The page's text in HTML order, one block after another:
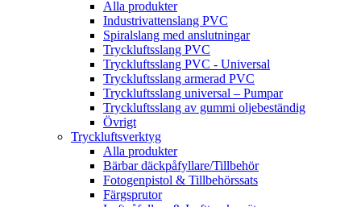
Alla produkter
Industrivattenslang PVC
Spiralslang med anslutningar
Tryckluftsslang PVC
Tryckluftsslang PVC - Universal
Tryckluftsslang armerad PVC
Tryckluftsslang universal – Pumpar
Tryckluftsslang av gummi oljebeständig
Övrigt
Tryckluftsverktyg
Alla produkter
Bärbar däckpåfyllare/Tillbehör
Fotogenpistol & Tillbehörssats
Färgsprutor